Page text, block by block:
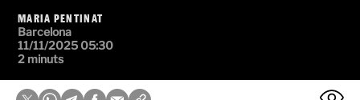
MARIA PENTINAT
Barcelona
11/11/2025 05:30
2 minuts